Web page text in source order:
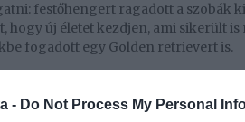
- Do Not Process My Personal
festőhengert ragadott a szobák
hogy új életet kezdjen, ami sikerült is
fogadott egy Golden retrievert is.
elégedett az életével, nincs jó
van így. Egyrészről túlvállaltam